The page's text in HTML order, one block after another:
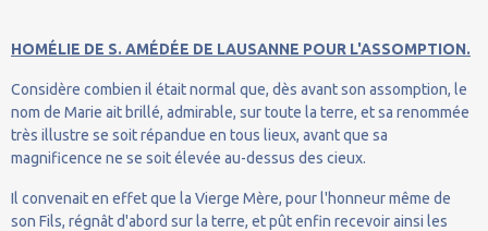
HOMÉLIE DE S. AMÉDÉE DE LAUSANNE POUR L'ASSOMPTION.
Considère combien il était normal que, dès avant son assomption, le
nom de Marie ait brillé, admirable, sur toute la terre, et sa renommée
très illustre se soit répandue en tous lieux, avant que sa
magnificence ne se soit élevée au-dessus des cieux.
Il convenait en effet que la Vierge Mère, pour l'honneur même de
son Fils, régnât d'abord sur la terre, et pût enfin recevoir ainsi les